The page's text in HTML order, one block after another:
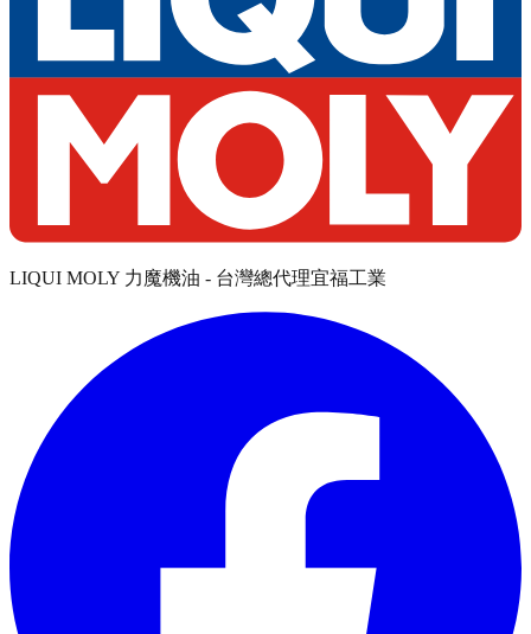
LIQUI MOLY 力魔機油 - 台灣總代理宜福工業